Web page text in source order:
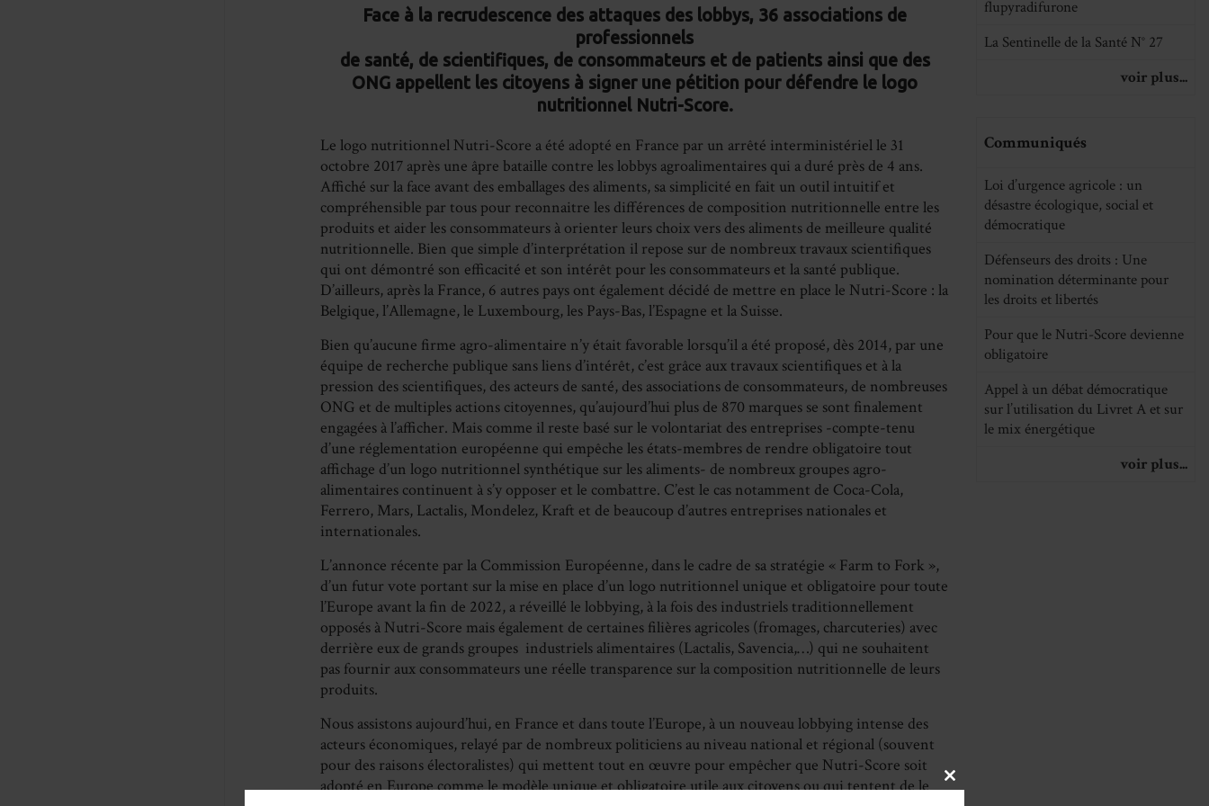
on
Facebook
on
LinkedIn
on
WhatsApp
Face à la recrudescence des attaques des lobbys, 36 associations de
professionnels
de santé, de scientifiques, de consommateurs et de patients ainsi que des
ONG appellent les citoyens à signer une pétition pour défendre le logo
nutritionnel Nutri-Score.
Le logo nutritionnel Nutri-Score a été adopté en France par un arrêté interministériel le 31
octobre 2017 après une âpre bataille contre les lobbys agroalimentaires qui a duré près de 4 ans.
Affiché sur la face avant des emballages des aliments, sa simplicité en fait un outil intuitif et
compréhensible par tous pour reconnaitre les différences de composition nutritionnelle entre les
produits et aider les consommateurs à orienter leurs choix vers des aliments de meilleure qualité
nutritionnelle. Bien que simple d’interprétation il repose sur de nombreux travaux scientifiques
qui ont démontré son efficacité et son intérêt pour les consommateurs et la santé publique.
D’ailleurs, après la France, 6 autres pays ont également décidé de mettre en place le Nutri-Score : la
Belgique, l’Allemagne, le Luxembourg, les Pays-Bas, l’Espagne et la Suisse.
Bien qu’aucune firme agro-alimentaire n’y était favorable lorsqu’il a été proposé, dès 2014, par une
équipe de recherche publique sans liens d’intérêt, c’est grâce aux travaux scientifiques et à la
pression des scientifiques, des acteurs de santé, des associations de consommateurs, de nombreuses
ONG et de multiples actions citoyennes, qu’aujourd’hui plus de 870 marques se sont finalement
engagées à l’afficher. Mais comme il reste basé sur le volontariat des entreprises -compte-tenu
d’une réglementation européenne qui empêche les états-membres de rendre obligatoire tout
affichage d’un logo nutritionnel synthétique sur les aliments- de nombreux groupes agro-
alimentaires continuent à s’y opposer et le combattre. C’est le cas notamment de Coca-Cola,
Ferrero, Mars, Lactalis, Mondelez, Kraft et de beaucoup d’autres entreprises nationales et
internationales.
L’annonce récente par la Commission Européenne, dans le cadre de sa stratégie « Farm to Fork »,
d’un futur vote portant sur la mise en place d’un logo nutritionnel unique et obligatoire pour toute
l’Europe avant la fin de 2022, a réveillé le lobbying, à la fois des industriels traditionnellement
opposés à Nutri-Score mais également de certaines filières agricoles (fromages, charcuteries) avec
derrière eux de grands groupes industriels alimentaires (Lactalis, Savencia,…) qui ne souhaitent
pas fournir aux consommateurs une réelle transparence sur la composition nutritionnelle de leurs
produits.
Nous assistons aujourd’hui, en France et dans toute l’Europe, à un nouveau lobbying intense des
acteurs économiques, relayé par de nombreux politiciens au niveau national et régional (souvent
pour des raisons électoralistes) qui mettent tout en œuvre pour empêcher que Nutri-Score soit
adopté en Europe comme le modèle unique et obligatoire utile aux citoyens ou qui tentent de le
flupyradifurone
La Sentinelle de la Santé N° 27
voir plus...
Communiqués
Loi d’urgence agricole : un
désastre écologique, social et
démocratique
Défenseurs des droits : Une
nomination déterminante pour
les droits et libertés
Pour que le Nutri-Score devienne
obligatoire
Appel à un débat démocratique
sur l’utilisation du Livret A et sur
le mix énergétique
voir plus...